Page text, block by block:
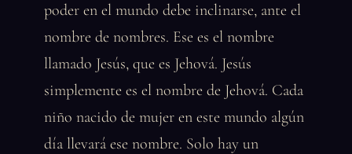
poder en el mundo debe inclinarse, ante el
nombre de nombres. Ese es el nombre
llamado Jesús, que es Jehová. Jesús
simplemente es el nombre de Jehová. Cada
niño nacido de mujer en este mundo algún
día llevará ese nombre. Solo hay un